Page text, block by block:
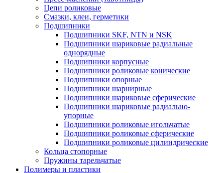
Цепи роликовые
Смазки, клеи, герметики
Подшипники
Подшипники SKF, NTN и NSK
Подшипники шариковые радиальные
однорядные
Подшипники корпусные
Подшипники роликовые конические
Подшипники опорные
Подшипники шарнирные
Подшипники шариковые сферические
Подшипники шариковые радиально-
упорные
Подшипники роликовые игольчатые
Подшипники роликовые сферические
Подшипники роликовые цилиндрические
Кольца стопорные
Пружины тарельчатые
Полимеры и пластики